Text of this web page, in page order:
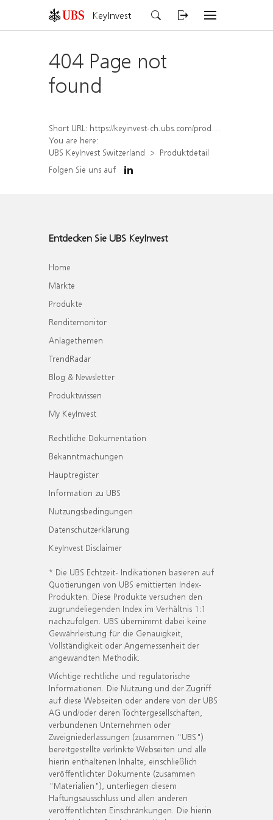
KeyInvest
404 Page not
found
Short URL: https://keyinvest-ch.ubs.com/produkt/detail/index/isin/CH1581943292
You are here:
UBS KeyInvest Switzerland
Produktdetail
Folgen Sie uns auf
Entdecken Sie UBS KeyInvest
Home
Märkte
Produkte
Renditemonitor
Anlagethemen
TrendRadar
Blog & Newsletter
Produktwissen
My KeyInvest
Rechtliche Dokumentation
Bekanntmachungen
Hauptregister
Information zu UBS
Nutzungsbedingungen
Datenschutzerklärung
KeyInvest Disclaimer
* Die UBS Echtzeit- Indikationen basieren auf
Quotierungen von UBS emittierten Index-
Produkten. Diese Produkte versuchen den
zugrundeliegenden Index im Verhältnis 1:1
nachzufolgen. UBS übernimmt dabei keine
Gewährleistung für die Genauigkeit,
Vollständigkeit oder Angemessenheit der
angewandten Methodik.
Wichtige rechtliche und regulatorische
Informationen. Die Nutzung und der Zugriff
auf diese Webseiten oder andere von der UBS
AG und/oder deren Tochtergesellschaften,
verbundenen Unternehmen oder
Zweigniederlassungen (zusammen "UBS")
bereitgestellte verlinkte Webseiten und alle
hierin enthaltenen Inhalte, einschließlich
veröffentlichter Dokumente (zusammen
"Materialien"), unterliegen diesem
Haftungsausschluss und allen anderen
veröffentlichten Einschränkungen. Die hierin